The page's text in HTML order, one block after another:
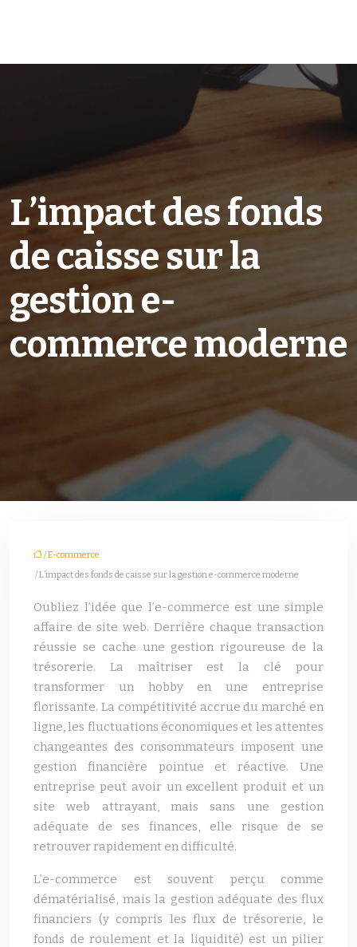
L’impact des fonds
de caisse sur la
gestion e-
commerce moderne
/E-commerce
/ L’impact des fonds de caisse sur la gestion e-commerce moderne
Oubliez l’idée que l’e-commerce est une simple
affaire de site web. Derrière chaque transaction
réussie se cache une gestion rigoureuse de la
trésorerie. La maîtriser est la clé pour
transformer un hobby en une entreprise
florissante. La compétitivité accrue du marché en
ligne, les fluctuations économiques et les attentes
changeantes des consommateurs imposent une
gestion financière pointue et réactive. Une
entreprise peut avoir un excellent produit et un
site web attrayant, mais sans une gestion
adéquate de ses finances, elle risque de se
retrouver rapidement en difficulté.
L’e-commerce est souvent perçu comme
dématérialisé, mais la gestion adéquate des flux
financiers (y compris les flux de trésorerie, le
fonds de roulement et la liquidité) est un pilier